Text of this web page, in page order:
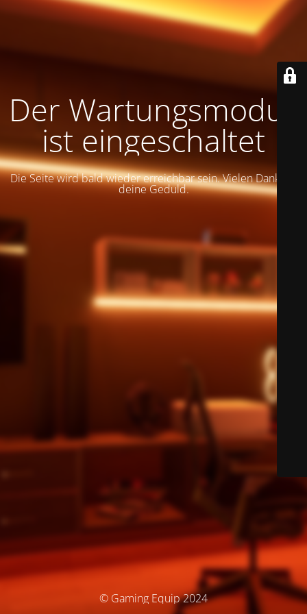
Der Wartungsmodus
ist eingeschaltet
Die Seite wird bald wieder erreichbar sein. Vielen Dank für
deine Geduld.
© Gaming Equip 2024